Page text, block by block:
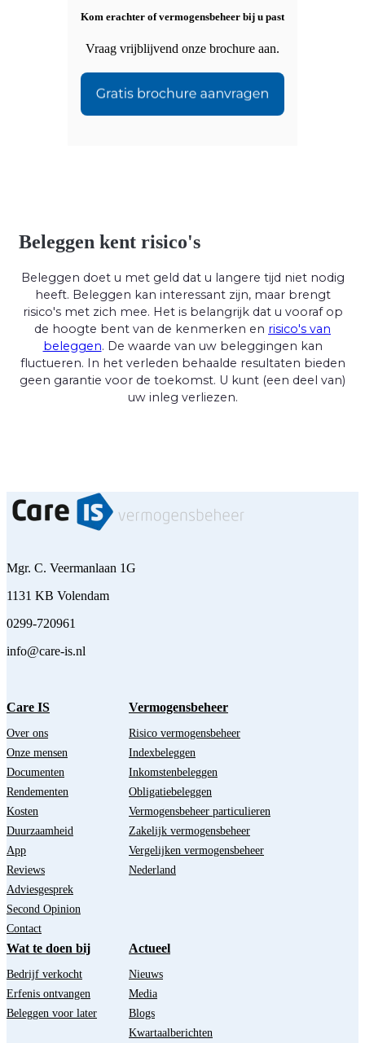
Kom erachter of vermogensbeheer bij u past
Vraag vrijblijvend onze brochure aan.
Beleggen kent risico's
Beleggen doet u met geld dat u langere tijd niet nodig
heeft. Beleggen kan interessant zijn, maar brengt
risico's met zich mee. Het is belangrijk dat u vooraf op
de hoogte bent van de kenmerken en risico's van
beleggen. De waarde van uw beleggingen kan
fluctueren. In het verleden behaalde resultaten bieden
geen garantie voor de toekomst. U kunt (een deel van)
uw inleg verliezen.
Mgr. C. Veermanlaan 1G
1131 KB Volendam
0299-720961
info@care-is.nl
Care IS
Over ons
Onze mensen
Documenten
Rendementen
Kosten
Duurzaamheid
App
Reviews
Adviesgesprek
Second Opinion
Contact
Vermogensbeheer
Risico vermogensbeheer
Indexbeleggen
Inkomstenbeleggen
Obligatiebeleggen
Vermogensbeheer particulieren
Zakelijk vermogensbeheer
Vergelijken vermogensbeheer
Nederland
Wat te doen bij
Bedrijf verkocht
Erfenis ontvangen
Beleggen voor later
Actueel
Nieuws
Media
Blogs
Kwartaalberichten